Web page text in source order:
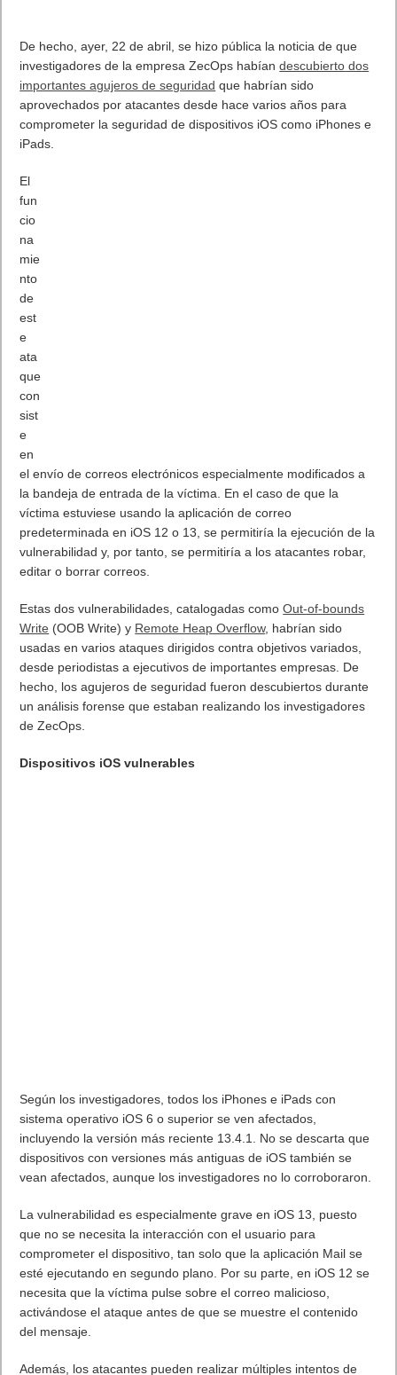
De hecho, ayer, 22 de abril, se hizo pública la noticia de que
investigadores de la empresa ZecOps habíandescubierto dos
importantes agujeros de seguridadque habrían sido
aprovechados por atacantes desde hace varios años para
comprometer la seguridad de dispositivos iOS como iPhones e
iPads.
El
fun
cionamiento de este ataque consiste en el envío de correos
electrónicos especialmente modificados a la bandeja de
entrada de la víctima. En el caso de que la víctima estuviese
usando la aplicación de correo predeterminada en iOS 12 o 13,
se permitiría la ejecución de la vulnerabilidad y, por tanto, se
permitiría a los atacantes robar, editar o borrar correos.
Estas dos vulnerabilidades, catalogadas como
Write
usadas en varios ataques dirigidos contra objetivos variados,
desde periodistas a ejecutivos de importantes empresas. De
hecho, los agujeros de seguridad fueron descubiertos durante
un análisis forense que estaban realizando los investigadores
de ZecOps.
Dispositivos iOS vulnerables
Además, los atacantes pueden realizar múltiples intentos de
explotar esta vulnerabilidad, sin que el usuario note nada
extraño más allá de una ralentización temporal del dispositivo
en iOS 13 o que la aplicación de correo se detenga
Posibles soluciones
Al estar Apple informada de este fallo antes de que se hiciera
público, el parche que soluciona estas graves vulnerabilidades
ya se incluye en la versión deiOS 13.4.5 beta 2que fue
lanzada el pasado 15 de abril. Sin embargo, al tratarse de una
es de esperar que en los próximos días se lance una